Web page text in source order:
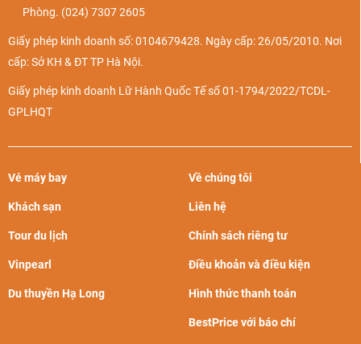
Phòng. (024) 7307 2605
Giấy phép kinh doanh số: 0104679428. Ngày cấp: 26/05/2010. Nơi
cấp: Sở KH & ĐT TP Hà Nội.
Giấy phép kinh doanh Lữ Hành Quốc Tế số 01-1794/2022/TCDL-
GPLHQT
Vé máy bay
Khách sạn
Tour du lịch
Vinpearl
Du thuyền Hạ Long
Về chúng tôi
Liên hệ
Chính sách riêng tư
Điều khoản và điều kiện
Hình thức thanh toán
BestPrice với báo chí